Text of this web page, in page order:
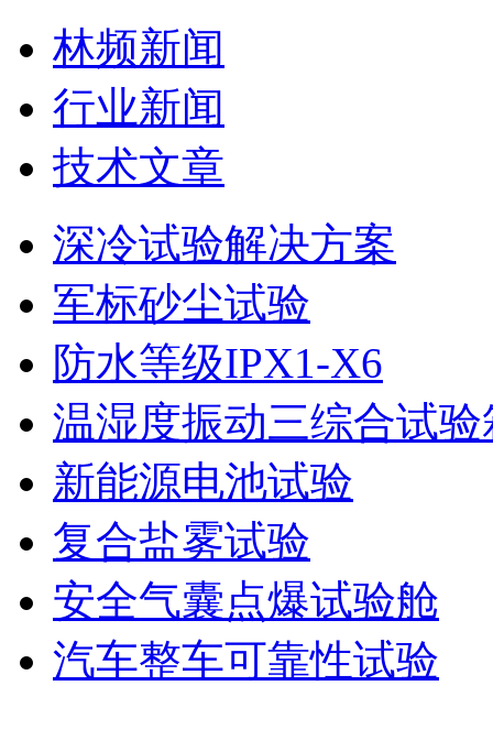
林频新闻
行业新闻
技术文章
深冷试验解决方案
军标砂尘试验
防水等级IPX1-X6
温湿度振动三综合试验
新能源电池试验
复合盐雾试验
安全气囊点爆试验舱
汽车整车可靠性试验